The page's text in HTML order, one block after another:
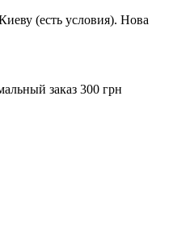
(есть условия). Нова
заказ 300 грн